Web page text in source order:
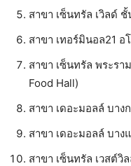
สาขา เซ็นทรัล เวิลด์
สาขา เทอร์มินอล21
สาขา เซ็นทรัล พระร
Food Hall)
สาขา เดอะมอลล์ บา
สาขา เดอะมอลล์ บา
สาขา เซ็นทรัล เวสต์วิ